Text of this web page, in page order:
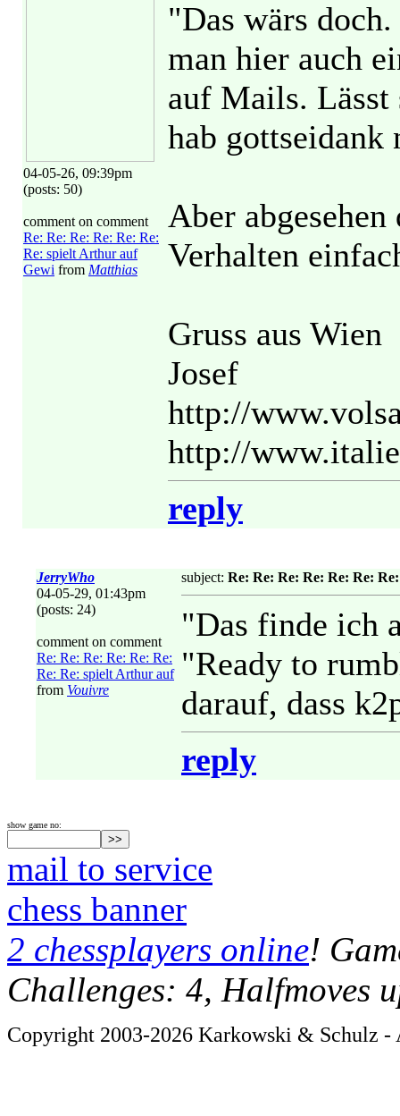
04-05-26, 09:39pm
(posts: 50)
comment on comment
Re: Re: Re: Re: Re: Re:
Re: spielt Arthur auf
Gewi from Matthias
"Das wärs
man hier auch
auf Mails. Lässt
hab gottseidank
Aber
Verhalten
Gruss aus Wien
Josef
http://
http://
reply
JerryWho
04-05-29, 01:43pm
(posts: 24)
comment on comment
Re: Re: Re: Re: Re: Re:
Re: Re: spielt Arthur auf
from Vouivre
subject: Re: Re: Re: Re: Re: Re:
"Das finde ich
"Ready to
darauf, dass
reply
show game no:
mail to service
chess banner
2 chessplayers online!
Challenges: 4, Halfmoves
Copyright 2003-2026 Karkowski & Schulz